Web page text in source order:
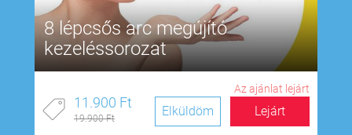
8 lépcsős arc megújító
kezeléssorozat
Az ajánlat lejárt
11.900 Ft
19.900 Ft Lejárt
Elküldöm